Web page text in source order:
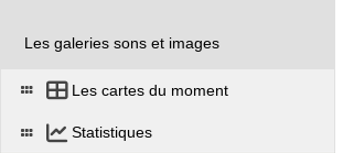
Les galeries sons et images
Les cartes du moment
Statistiques